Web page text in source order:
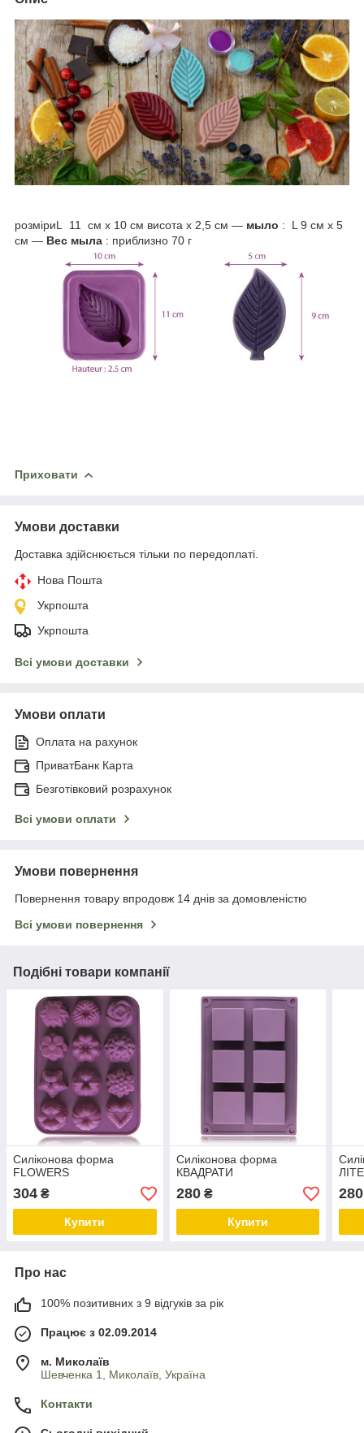
розміриL 11 см х 10 см висота х 2,5 см — мыло : L 9 см х 5
см — Вес мыла : приблизно 70 г
Приховати
Умови доставки
Доставка здійснюється тільки по передоплаті.
Нова Пошта
Укрпошта
Укрпошта
Всі умови доставки
Умови оплати
Оплата на рахунок
ПриватБанк Карта
Безготівковий розрахунок
Всі умови оплати
Умови повернення
Повернення товару впродовж 14 днів за домовленістю
Всі умови повернення
Подібні товари компанії
Силіконова форма
FLOWERS
304 ₴
Купити
Силіконова форма
КВАДРАТИ
280₴
Купити
280
Про нас
100% позитивних з 9 відгуків за рік
Працює з 02.09.2014
м. Миколаїв
Шевченка 1, Миколаїв, Україна
Контакти